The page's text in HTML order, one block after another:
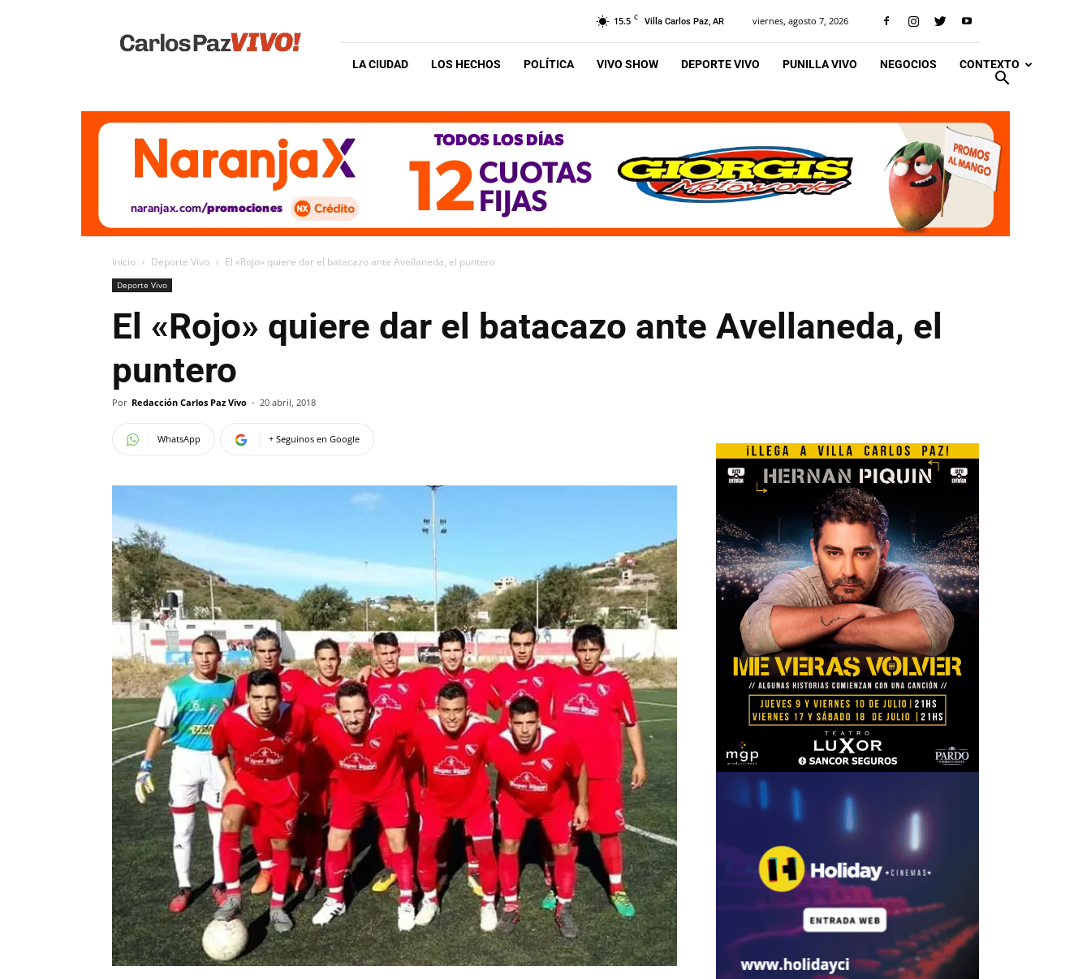
Vivo
15.5 C Villa Carlos Paz, AR viernes, agosto 7, 2026
LA CIUDAD LOS HECHOS POLÍTICA VIVO SHOW DEPORTE VIVO PUNILLA VIVO NEGOCIOS CONTEXTO
Inicio Deporte Vivo El «Rojo» quiere dar el batacazo ante Avellaneda, el puntero
Deporte Vivo
El «Rojo» quiere dar el batacazo ante Avellaneda, el
puntero
Por Redacción Carlos Paz Vivo - 20 abril, 2018
WhatsApp + Seguinos en Google